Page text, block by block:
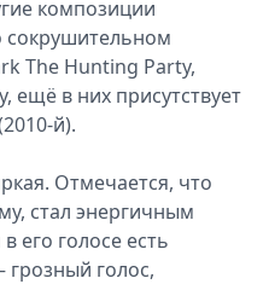
композиции
сокрушительном
The Hunting Party,
ещё в них присутствует
й).
Отмечается, что
стал энергичным
его голосе есть
грозный голос,